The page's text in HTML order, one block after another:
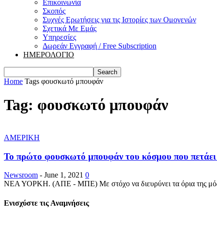
Επικοινωνία
Σκοπός
Συχνές Ερωτήσεις για τις Ιστορίες των Ομογενών
Σχετικά Με Εμάς
Υπηρεσίες
Δωρεάν Εγγραφή / Free Subscription
ΗΜΕΡΟΛΟΓΙΟ
Home Tags φουσκωτό μπουφάν
Tag: φουσκωτό μπουφάν
ΑΜΕΡΙΚΗ
Το πρώτο φουσκωτό μπουφάν του κόσμου που πετάει
Newsroom - June 1, 2021 0
ΝΕΑ ΥΟΡΚΗ. (ΑΠΕ - ΜΠΕ) Με στόχο να διευρύνει τα όρια της
Ενισχύστε τις Αναμνήσεις